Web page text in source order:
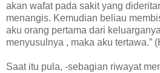
akan wafat pada sakit yang
menangis. Kemudian beliau
aku orang pertama dari
menyusulnya , maka aku tertawa.”
Saat itu pula, -sebagian riwayat